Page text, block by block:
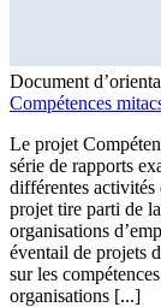
Document
Compétences
Le projet
série de rapports
différentes activités
projet tire parti de
organisations
éventail de projets
sur les
organisations [...]